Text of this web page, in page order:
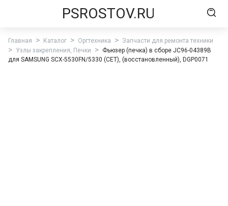
PSROSTOV.RU
Главная Каталог Оргтехника
Запчасти для ремонта техники
Узлы закрепления, Печки
Фьюзер (печка) в сборе JC96-04389B
для SAMSUNG SCX-5530FN/5330 (CET), (восстановленный), DGP0071